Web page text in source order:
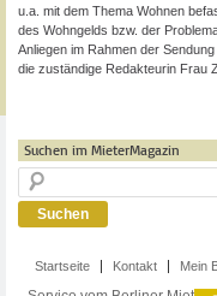
u.a. mit dem Thema Wohnen
des Wohngelds bzw. der
Anliegen im Rahmen der
die zuständige Redakteurin Frau
Suchen im MieterMagazin
Startseite Kontakt Mein